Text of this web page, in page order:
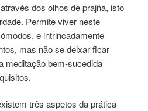
dos olhos de prajñā, isto
Permite viver neste
e intrincadamente
mas não se deixar ficar
meditação bem-sucedida
três aspetos da prática